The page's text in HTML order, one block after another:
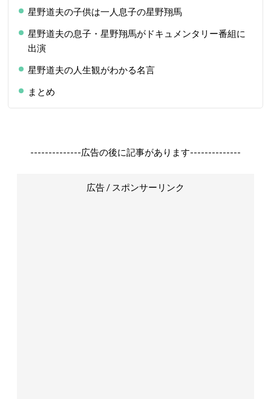
星野道夫の子供は一人息子の星野翔馬
星野道夫の息子・星野翔馬がドキュメンタリー番組に
出演
星野道夫の人生観がわかる名言
まとめ
--------------広告の後に記事があります--------------
広告 / スポンサーリンク